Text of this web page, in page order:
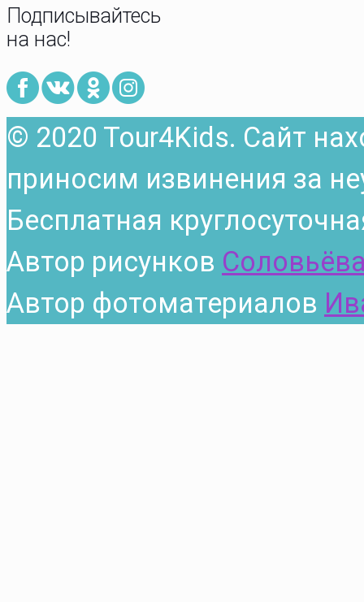
Подписывайтесь
на нас!
© 2020 Tour4Kids. Сайт
приносим извинения за
Бесплатная
Автор рисунков
Автор фотоматериалов